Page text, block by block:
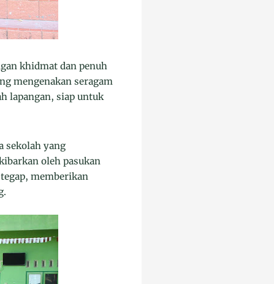
khidmat dan penuh
mengenakan seragam
lapangan, siap untuk
sekolah yang
oleh pasukan
memberikan